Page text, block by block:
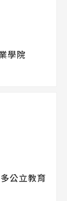
學院
公立教育